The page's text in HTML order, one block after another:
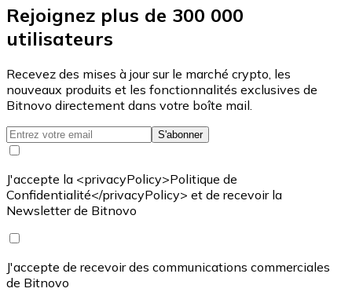
Rejoignez plus de 300 000
utilisateurs
Recevez des mises à jour sur le marché crypto, les
nouveaux produits et les fonctionnalités exclusives de
Bitnovo directement dans votre boîte mail.
S'abonner
J'accepte la <privacyPolicy>Politique de
Confidentialité</privacyPolicy> et de recevoir la
Newsletter de Bitnovo
J'accepte de recevoir des communications commerciales
de Bitnovo